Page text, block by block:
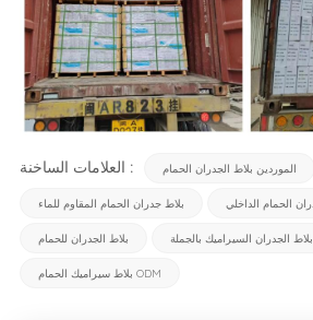
العلامات الساخنة : الموردين بلاط الجدران الحمام
بلاط جدران الحمام المقاوم للماء الحمام الداخلي
بلاط الجدران للحمام بلاط الجدران السيراميك بالجملة
بلاط سيراميك الحمام ODM